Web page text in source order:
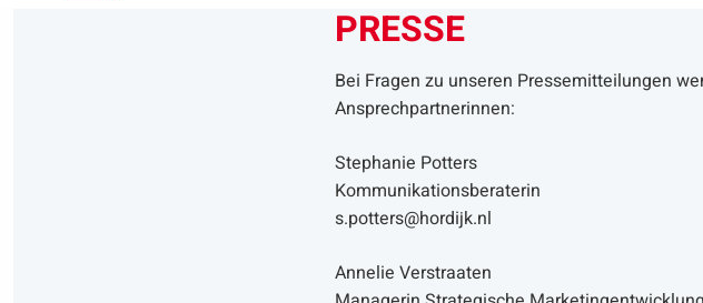
PRESSE
Bei Fragen zu unseren Pressemitteilungen
Ansprechpartnerinnen:
Stephanie Potters
Kommunikationsberaterin
s.potters@hordijk.nl
Annelie Verstraaten